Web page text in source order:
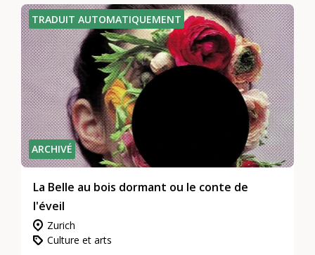
ARCHIVÉ
TRADUIT AUTOMATIQUEMENT
La Belle au bois dormant ou le conte de
l'éveil
Zurich
Culture et arts